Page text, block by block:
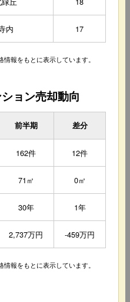
内 17
報をもとに表示しています。
ョン売却動向
前半期 差分
162件 12件
71㎡ 0㎡
30年 1年
2,737万円 -459万円
報をもとに表示しています。